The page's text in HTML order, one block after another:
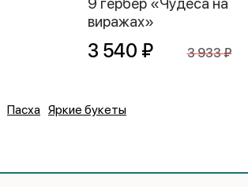
виражах»
3 540 ₽ 3 933 ₽
Пасха Яркие букеты